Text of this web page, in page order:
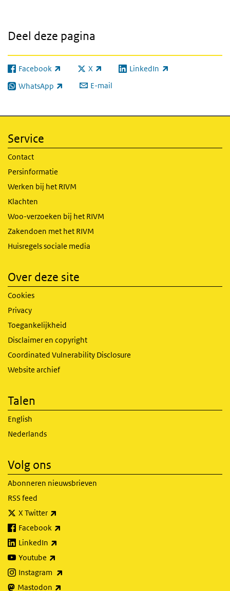
Deel deze pagina
Facebook
(externe link) X
(externe link) LinkedIn
(externe link)
WhatsApp
(externe link) E-mail
Service
Contact
Persinformatie
Werken bij het RIVM
Klachten
Woo-verzoeken bij het RIVM
Zakendoen met het RIVM
Huisregels sociale media
Over deze site
Cookies
Privacy
Toegankelijkheid
Disclaimer en copyright
Coordinated Vulnerability Disclosure
Website archief
Talen
English
Nederlands
Volg ons
Abonneren nieuwsbrieven
RSS feed
X Twitter
Facebook
LinkedIn
Youtube
Instagram
Mastodon